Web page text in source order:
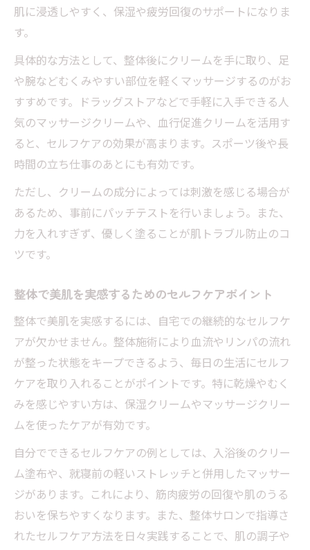
マッサージクリームで筋肉疲労回復を実感
スポーツ後の整体とクリームケア活用術
整体後の化粧事情と賢い保湿アプローチ
整体後に化粧をする際の肌ケアとクリーム
活用法
整体と保湿クリームの併用が化粧乗りを変
える理由
化粧したまま整体へ行くときのクリーム選
びのコツ
整体施術後の肌に最適な保湿クリームの使
い分け
むくみ解消に注目のマッサージクリーム活用術
整体とマッサージクリームで足のむくみを
ケアする方法
ドラッグストアで選ぶ整体向け足用クリー
ム活用術
整体と併用できるプチプラマッサージクリ
ームの魅力
むくみ対策に最適な整体とクリームのセル
フマッサージ法
整体師推奨のマッサージクリームでむくみ
を撃退
肌に浸透しやすく、保湿や疲労回復のサポートになりま
す。
具体的な方法として、整体後にクリームを手に取り、足
や腕などむくみやすい部位を軽くマッサージするのがお
すすめです。ドラッグストアなどで手軽に入手できる人
気のマッサージクリームや、血行促進クリームを活用す
ると、セルフケアの効果が高まります。スポーツ後や長
時間の立ち仕事のあとにも有効です。
ただし、クリームの成分によっては刺激を感じる場合が
あるため、事前にパッチテストを行いましょう。また、
力を入れすぎず、優しく塗ることが肌トラブル防止のコ
ツです。
整体で美肌を実感するためのセルフケアポイント
整体で美肌を実感するには、自宅での継続的なセルフケ
アが欠かせません。整体施術により血流やリンパの流れ
が整った状態をキープできるよう、毎日の生活にセルフ
ケアを取り入れることがポイントです。特に乾燥やむく
みを感じやすい方は、保湿クリームやマッサージクリー
ムを使ったケアが有効です。
自分でできるセルフケアの例としては、入浴後のクリー
ム塗布や、就寝前の軽いストレッチと併用したマッサー
ジがあります。これにより、筋肉疲労の回復や肌のうる
おいを保ちやすくなります。また、整体サロンで指導さ
れたセルフケア方法を日々実践することで、肌の調子や